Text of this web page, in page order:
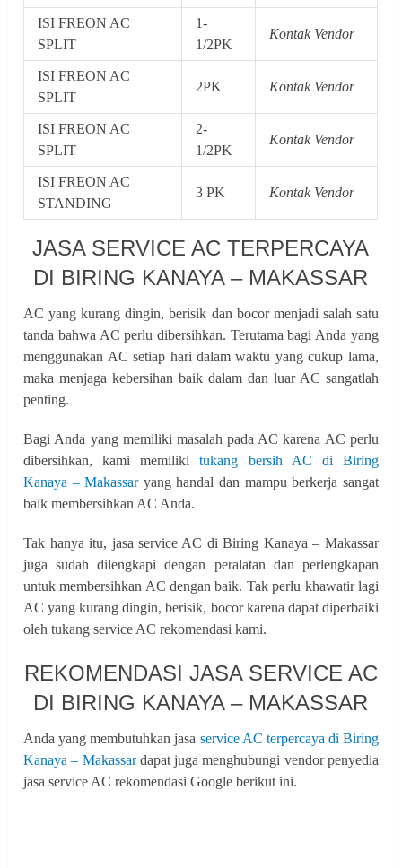
ISI FREON AC
SPLIT
1-
1/2PK
Kontak Vendor
ISI FREON AC
SPLIT
2PK Kontak Vendor
ISI FREON AC
SPLIT
2-
1/2PK
Kontak Vendor
ISI FREON AC
STANDING
3 PK Kontak Vendor
JASA SERVICE AC TERPERCAYA
DI BIRING KANAYA – MAKASSAR
AC yang kurang dingin, berisik dan bocor menjadi salah satu
tanda bahwa AC perlu dibersihkan. Terutama bagi Anda yang
menggunakan AC setiap hari dalam waktu yang cukup lama,
maka menjaga kebersihan baik dalam dan luar AC sangatlah
penting.
Bagi Anda yang memiliki masalah pada AC karena AC perlu
dibersihkan, kami memilikitukang bersih AC di Biring
Kanaya – Makassaryang handal dan mampu berkerja sangat
baik membersihkan AC Anda.
Tak hanya itu, jasa service AC di Biring Kanaya – Makassar
juga sudah dilengkapi dengan peralatan dan perlengkapan
untuk membersihkan AC dengan baik. Tak perlu khawatir lagi
AC yang kurang dingin, berisik, bocor karena dapat diperbaiki
oleh tukang service AC rekomendasi kami.
REKOMENDASI JASA SERVICE AC
DI BIRING KANAYA – MAKASSAR
Anda yang membutuhkan jasa service AC terpercaya di Biring
Kanaya – Makassardapat juga menghubungi vendor penyedia
jasa service AC rekomendasi Google berikut ini.